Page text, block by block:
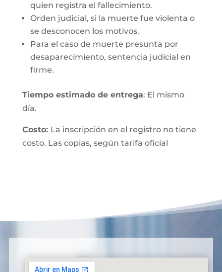
quien registra el fallecimiento.
Orden judicial, si la muerte fue violenta o
se desconocen los motivos.
Para el caso de muerte presunta por
desaparecimiento, sentencia judicial en
firme.
Tiempo estimado de entrega: El mismo
día.
Costo: La inscripción en el registro no tiene
costo. Las copias, según tarifa oficial